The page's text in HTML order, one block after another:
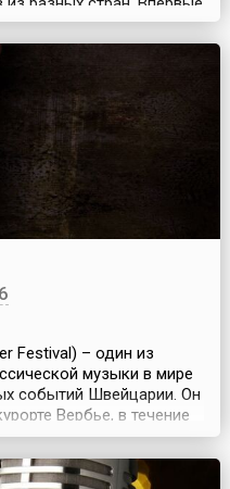
тогда мероприятие
И с тех пор
собирая с каждым
совместный проект
Основная цель фест...
Festival) – один из
музыки в мире
событий Швейцарии. Он
Вербье, в течение
июля.Фестиваль
в самом сердце
Его создателем и